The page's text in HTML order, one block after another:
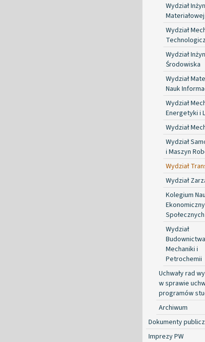
Wydział
Materiałowej
Wydział
Wydział
Środowiska
Wydział
Nauk
Wydział
Energetyki i
Wydział
Wydział
i Maszyn
Wydział
Wydział
Kolegium
Społecznych
Wydział
Mechaniki i
Petrochemii
Uchwały rad
w sprawie
programów
Archiwum
Dokumenty
Imprezy PW